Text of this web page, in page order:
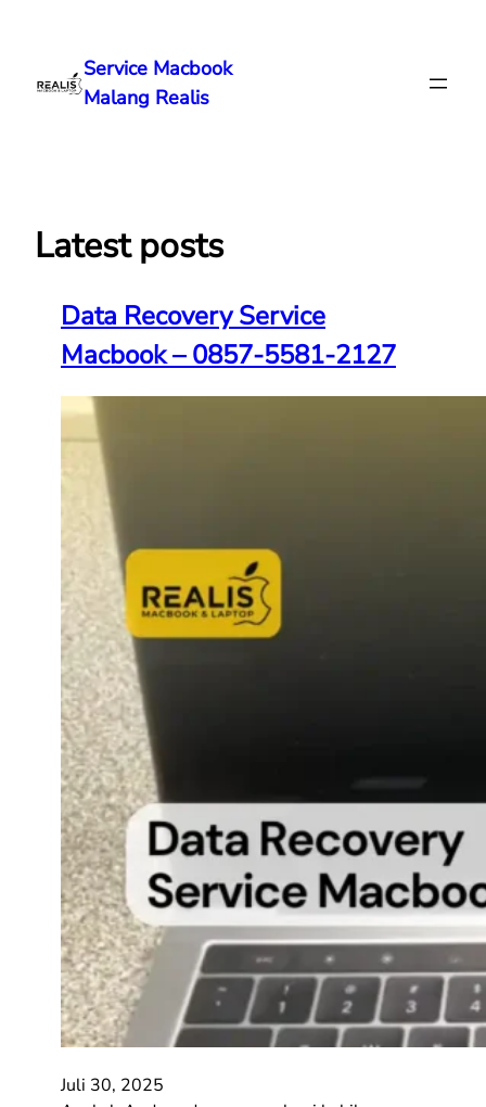
Service Macbook
Malang Realis
Latest posts
Data Recovery Service
Macbook – 0857-5581-2127
Juli 30, 2025